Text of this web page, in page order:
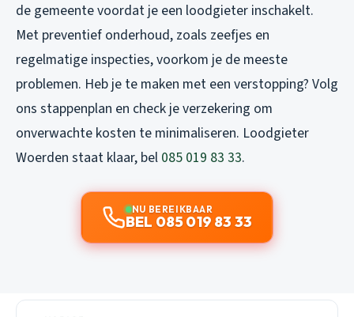
de gemeente voordat je een loodgieter inschakelt.
Met preventief onderhoud, zoals zeefjes en
regelmatige inspecties, voorkom je de meeste
problemen. Heb je te maken met een verstopping? Volg
ons stappenplan en check je verzekering om
onverwachte kosten te minimaliseren. Loodgieter
Woerden staat klaar, bel 085 019 83 33.
NU BEREIKBAAR
BEL 085 019 83 33